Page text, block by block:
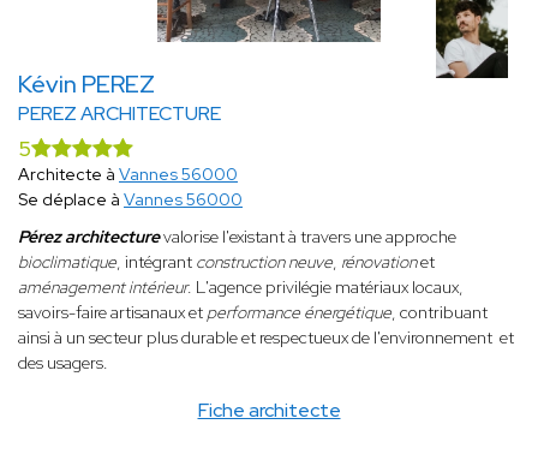
Kévin PEREZ
PEREZ ARCHITECTURE
Fiche architecte
5
Architecte à Vannes 56000
Se déplace à Vannes 56000
Pérez architecturevalorise l'existant à travers une approche
bioclimatique, intégrant construction neuve, rénovationet
aménagement intérieur. L'agence privilégie matériaux locaux,
savoirs-faire artisanaux et performance énergétique, contribuant
ainsi à un secteur plus durable et respectueux de l'environnement et
des usagers.